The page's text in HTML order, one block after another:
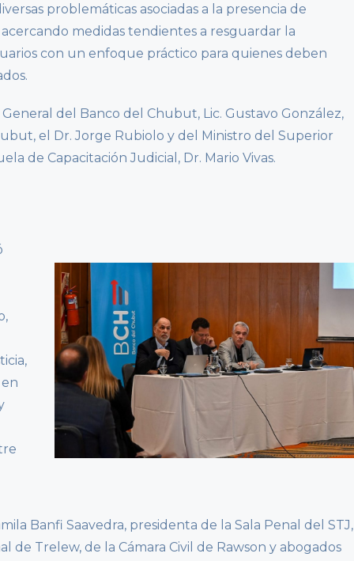
problemáticas asociadas a la presencia de
medidas tendientes a resguardar la
con un enfoque práctico para quienes deben
del Banco del Chubut, Lic. Gustavo González,
el Dr. Jorge Rubiolo y del Ministro del Superior
de Capacitación Judicial, Dr. Mario Vivas.
Banfi Saavedra, presidenta de la Sala Penal del STJ,
de Trelew, de la Cámara Civil de Rawson y abogados